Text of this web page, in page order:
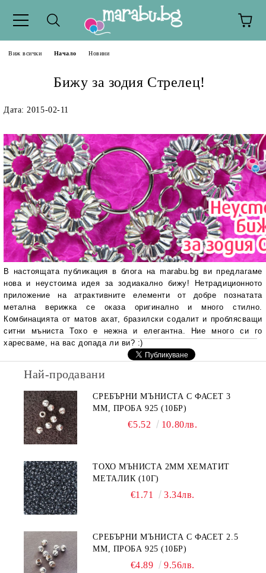
Виж всички Начало Новини
Бижу за зодия Стрелец!
Дата: 2015-02-11
В настоящата публикация в блога на marabu.bg ви предлагаме
нова и неустоима идея за зодиакално бижу! Нетрадиционното
приложение на атрактивните елементи от добре познатата
метална верижка се оказа оригинално и много стилно.
Комбинацията от матов ахат, бразилски содалит и проблясващи
ситни мъниста Тохо е нежна и елегантна. Ние много си го
харесваме, на вас допада ли ви? :)
Най-продавани
СРЕБЪРНИ МЪНИСТА С ФАСЕТ 3
ММ, ПРОБА 925 (10БР)
€5.52 10.80лв.
ТОХО МЪНИСТА 2ММ ХЕМАТИТ
МЕТАЛИК (10Г)
€1.71 3.34лв.
СРЕБЪРНИ МЪНИСТА С ФАСЕТ 2.5
ММ, ПРОБА 925 (10БР)
€4.89 9.56лв.